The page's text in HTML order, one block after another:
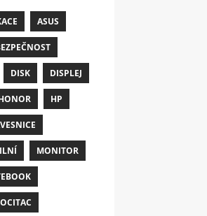
ASUS
DISK DISPLEJ
HP
MONITOR